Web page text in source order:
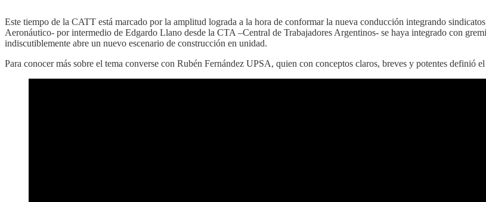
Este tiempo de la CATT está marcado por la amplitud lograda a la hora de conformar la nueva conducción integrando
Aeronáutico- por intermedio de Edgardo Llano desde la CTA –Central de Trabajadores Argentinos- se haya integrado con
indiscutiblemente abre un nuevo escenario de construcción en unidad.
Para conocer más sobre el tema converse con Rubén Fernández UPSA, quien con conceptos claros, breves y potentes